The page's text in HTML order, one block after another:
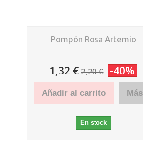
Pompón Rosa Artemio
1,32 € 2,20 € -40%
Añadir al carrito Más
En stock